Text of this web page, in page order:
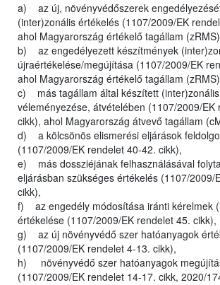
a) az új, növényvédőszerek
(inter)zonális értékelés (1107/2009/EK
ahol Magyarország értékelő tagállam
b) az engedélyezett készítmények
újraértékelése/megújítása (1107/2009/EK
ahol Magyarország értékelő tagállam
c) más tagállam által készített
véleményezése, átvételében (1107/2009/EK
cikk), ahol Magyarország átvevő tagállam
d) a kölcsönös elismerési eljárások
(1107/2009/EK rendelet 40-42. cikk),
e) más dossziéjának felhasználásával
eljárásban szükséges értékelés (1107/2009/
cikk),
f) az engedély módosítása iránti kérelmek
értékelése (1107/2009/EK rendelet 45. cikk),
g) az új növényvédő szer hatóanyagok
(1107/2009/EK rendelet 4-13. cikk),
h) növényvédő szer hatóanyagok
(1107/2009/EK rendelet 14-17. cikk, 2020/